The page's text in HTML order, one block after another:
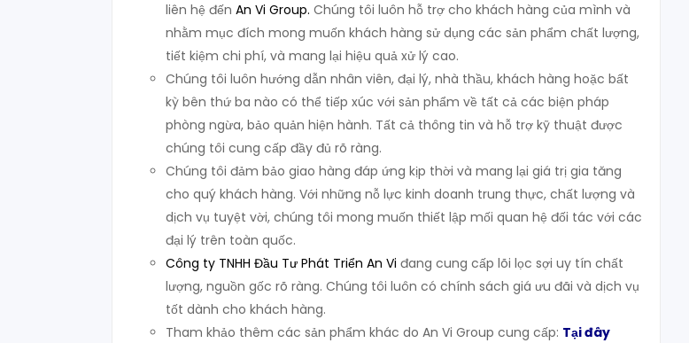
liên hệ đến An Vi Group. Chúng tôi luôn hỗ trợ cho khách hàng của mình và
nhằm mục đích mong muốn khách hàng sử dụng các sản phẩm chất lượng,
tiết kiệm chi phí, và mang lại hiệu quả xử lý cao.
Chúng tôi luôn hướng dẫn nhân viên, đại lý, nhà thầu, khách hàng hoặc bất
kỳ bên thứ ba nào có thể tiếp xúc với sản phẩm về tất cả các biện pháp
phòng ngừa, bảo quản hiện hành. Tất cả thông tin và hỗ trợ kỹ thuật được
chúng tôi cung cấp đầy đủ rõ ràng.
Chúng tôi đảm bảo giao hàng đáp ứng kịp thời và mang lại giá trị gia tăng
cho quý khách hàng. Với những nỗ lực kinh doanh trung thực, chất lượng và
dịch vụ tuyệt vời, chúng tôi mong muốn thiết lập mối quan hệ đối tác với các
đại lý trên toàn quốc.
Công ty TNHH Đầu Tư Phát Triển An Vi đang cung cấp lõi lọc sợi uy tín chất
lượng, nguồn gốc rõ ràng. Chúng tôi luôn có chính sách giá ưu đãi và dịch vụ
tốt dành cho khách hàng.
Tham khảo thêm các sản phẩm khác do An Vi Group cung cấp: Tại đây